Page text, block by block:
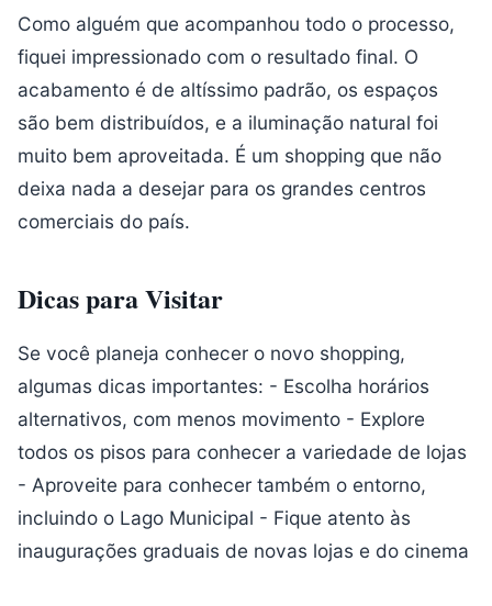
Como alguém que acompanhou todo o processo,
fiquei impressionado com o resultado final. O
acabamento é de altíssimo padrão, os espaços
são bem distribuídos, e a iluminação natural foi
muito bem aproveitada. É um shopping que não
deixa nada a desejar para os grandes centros
comerciais do país.
Dicas para Visitar
Se você planeja conhecer o novo shopping,
algumas dicas importantes: - Escolha horários
alternativos, com menos movimento - Explore
todos os pisos para conhecer a variedade de lojas
- Aproveite para conhecer também o entorno,
incluindo o Lago Municipal - Fique atento às
inaugurações graduais de novas lojas e do cinema